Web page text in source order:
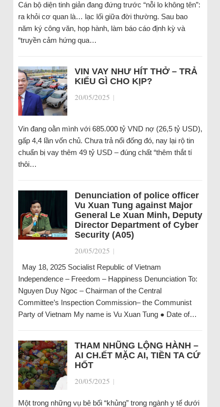
Cán bộ diện tinh giản đang đứng trước “nỗi lo không tên”:
ra khỏi cơ quan là… lạc lối giữa đời thường. Sau bao
năm ký công văn, họp hành, làm báo cáo định kỳ và
“truyền cảm hứng qua…
VIN VAY NHƯ HÍT THỞ – TRẢ
KIỂU GÌ CHO KỊP?
20/05/2025 |
Vin đang oằn mình với 685.000 tỷ VND nợ (26,5 tỷ USD),
gấp 4,4 lần vốn chủ. Chưa trả nổi đống đó, nay lại rộ tin
chuẩn bị vay thêm 49 tỷ USD – đúng chất “thêm thắt tí
thôi…
Denunciation of police officer
Vu Xuan Tung against Major
General Le Xuan Minh, Deputy
Director Department of Cyber ​​
Security (A05)
20/05/2025 |
May 18, 2025 Socialist Republic of Vietnam
Independence – Freedom – Happiness Denunciation To:
Nguyen Duy Ngoc – Chairman of the Central
Committee’s Inspection Commission– the Communist
Party of Vietnam My name is Vu Xuan Tung ● Date of…
THAM NHŨNG LỘNG HÀNH –
AI CH.ẾT MẶC AI, TIỀN TA CỨ
HỐT
20/05/2025 |
Một trong những vụ bê bối “khủng” trong ngành y tế dưới